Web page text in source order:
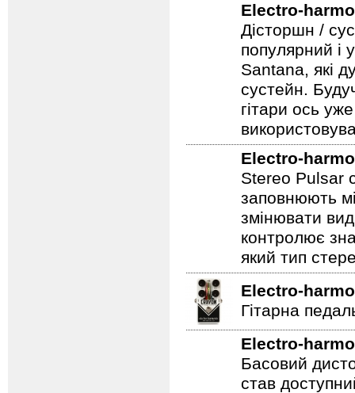
Electro-
Дісторшн /
популярний і
Santana, які
сустейн.
гітари ось
Electro-
Stereo Pulsar
заповнюють
змінювати
контролює
який тип
Electro-
Гітарна
Electro-
Басовий
став